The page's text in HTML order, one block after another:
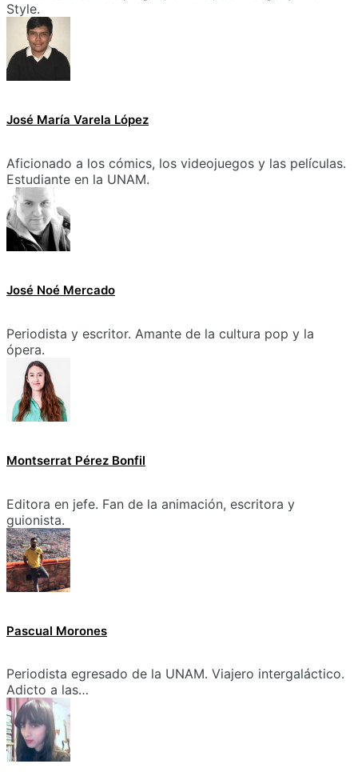
Style.
José María Varela López
Aficionado a los cómics, los videojuegos y las películas.
Estudiante en la UNAM.
José Noé Mercado
Periodista y escritor. Amante de la cultura pop y la
ópera.
Montserrat Pérez Bonfil
Editora en jefe. Fan de la animación, escritora y
guionista.
Pascual Morones
Periodista egresado de la UNAM. Viajero intergaláctico.
Adicto a las…